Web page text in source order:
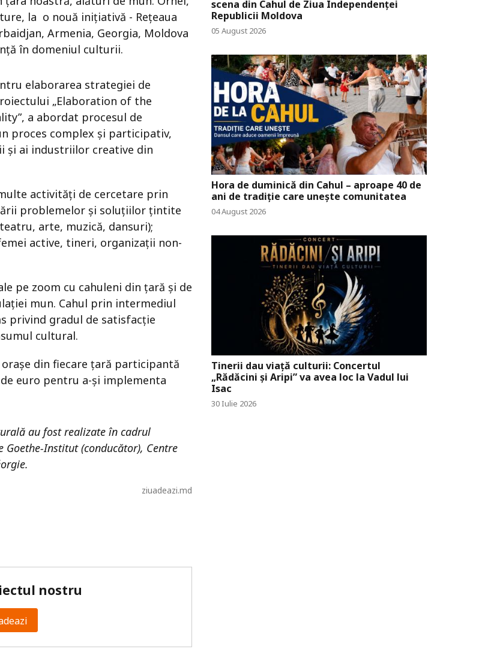
la o nouă inițiativă - Rețeaua
Armenia, Georgia, Moldova
în domeniul culturii.
elaborarea strategiei de
„Elaboration of the
a abordat procesul de
proces complex și participativ,
și ai industriilor creative din
activități de cercetare prin
problemelor și soluțiilor țintite
arte, muzică, dansuri);
active, tineri, organizații non-
pe zoom cu cahuleni din țară și de
mun. Cahul prin intermediul
privind gradul de satisfacție
cultural.
din fiecare țară participantă
euro pentru a-și implementa
au fost realizate în cadrul
Institut (conducător), Centre
ziuadeazi.md
nostru
scena din Cahul de Ziua Independenței
Republicii Moldova
05 August 2026
Hora de duminică din Cahul – aproape 40 de
ani de tradiție care unește comunitatea
04 August 2026
Tinerii dau viață culturii: Concertul
„Rădăcini și Aripi” va avea loc la Vadul lui
Isac
30 Iulie 2026